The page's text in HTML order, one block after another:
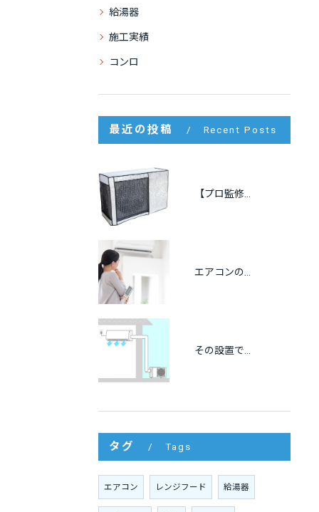
給湯器
施工実績
コンロ
最近の投稿 Recent Posts
【プロ監修】室外機の遮熱カバーは逆効果？効果・メリット・注意点をわかりやすく解説
エアコンの冷房が出ない原因をプロが解説｜自分でできる点検方法も紹介
その設置で大丈夫？エアコンの離隔距離と正しい設置基準を徹底解説
タグ Tags
エアコン レンジフード 給湯器